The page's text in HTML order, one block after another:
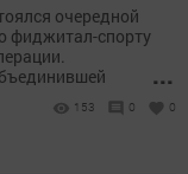
очередной
фиджитал-спорту
...
153 0 0